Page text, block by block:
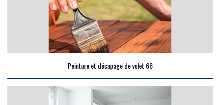
Peinture et décapage de volet 66